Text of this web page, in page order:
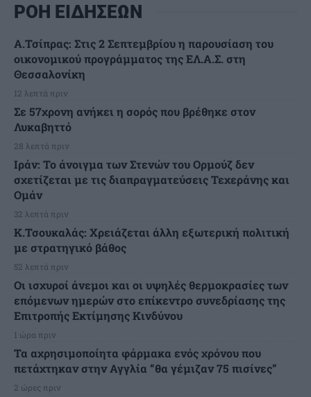
ΡΟΗ ΕΙΔΗΣΕΩΝ
Α.Τσίπρας: Στις 2 Σεπτεμβρίου η παρουσίαση του
οικονομικού προγράμματος της ΕΛ.Α.Σ. στη
Θεσσαλονίκη
12 λεπτά πριν
Σε 57χρονη ανήκει η σορός που βρέθηκε στον
Λυκαβηττό
28 λεπτά πριν
Ιράν: Το άνοιγμα των Στενών του Ορμούζ δεν
σχετίζεται με τις διαπραγματεύσεις Τεχεράνης και
Ομάν
32 λεπτά πριν
Κ.Τσουκαλάς: Xρειάζεται άλλη εξωτερική πολιτική
με στρατηγικό βάθος
52 λεπτά πριν
Οι ισχυροί άνεμοι και οι υψηλές θερμοκρασίες των
επόμενων ημερών στο επίκεντρο συνεδρίασης της
Επιτροπής Εκτίμησης Κινδύνου
1 ώρα πριν
Τα αχρησιμοποίητα φάρμακα ενός χρόνου που
πετάχτηκαν στην Αγγλία “θα γέμιζαν 75 πισίνες”
2 ώρες πριν